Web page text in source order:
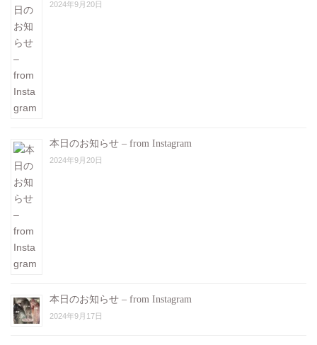
2024年9月20日
本日のお知らせ – from Instagram
2024年9月20日
本日のお知らせ – from Instagram
2024年9月17日